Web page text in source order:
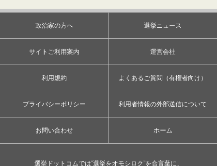
政治家の方へ 選挙ニュース
サイトご利用案内 運営会社
利用規約 よくあるご質問（有権者向け）
プライバシーポリシー 利用者情報の外部送信について
お問い合わせ ホーム
選挙ドットコムでは”選挙をオモシロク”を合言葉に、